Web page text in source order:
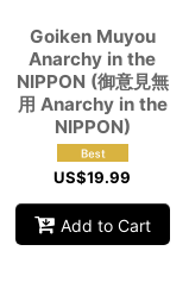
Goiken Muyou
Anarchy in the
NIPPON (御意見無
用 Anarchy in the
NIPPON)
US$19.99
Add to Cart